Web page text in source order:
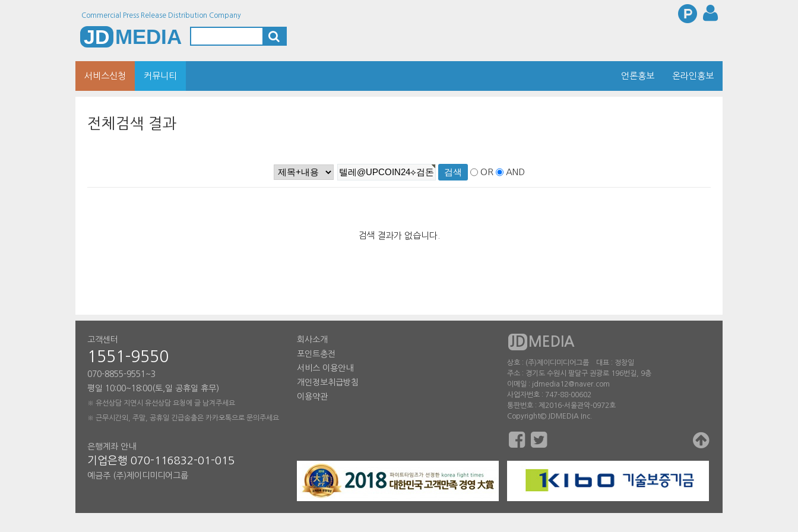
Commercial Press Release Distribution Company
JD MEDIA
서비스신청 커뮤니티 온라인홍보
언론홍보
전체검색 결과
OR AND
검색 결과가 없습니다.
고객센터
1551-9550
070-8855-9551~3
평일 10:00~18:00(토,일 공휴일 휴무)
※ 유선상담 지연시 유선상담 요청에 글 남겨주세요
※ 근무시간외, 주말, 공휴일 긴급송출은 카카오톡으로 문의주세요
은행계좌 안내
기업은행 070-116832-01-015
예금주 (주)제이디미디어그룹
회사소개
포인트충전
서비스 이용안내
개인정보취급방침
이용약관
JD MEDIA
상호 : (주)제이디미디어그룹 대표 : 정창일
주소 : 경기도 수원시 팔달구 권광로 196번길, 9층
이메일 : jdmedia12@naver.com
사업자번호 : 747-88-00602
통판번호 : 제2016-서울관악-0972호
Copyright© JDMEDIA Inc.